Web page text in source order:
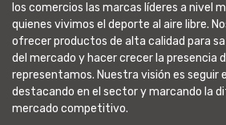
los comercios las marcas líderes a nivel
quienes vivimos el deporte al aire libre.
ofrecer productos de alta calidad para
del mercado y hacer crecer la presencia
representamos. Nuestra visión es seguir
destacando en el sector y marcando la
mercado competitivo.